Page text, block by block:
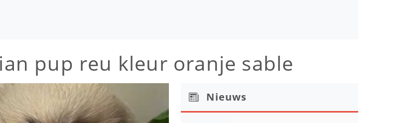
pup reu kleur oranje sable
Nieuws